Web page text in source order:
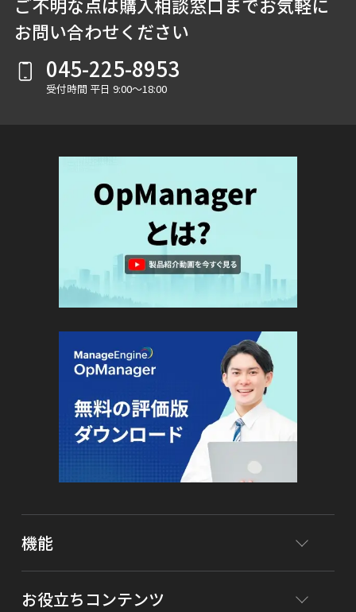
お問い合わせください
045-225-8953
受付時間 平日 9:00～18:00
機能
お役立ちコンテンツ